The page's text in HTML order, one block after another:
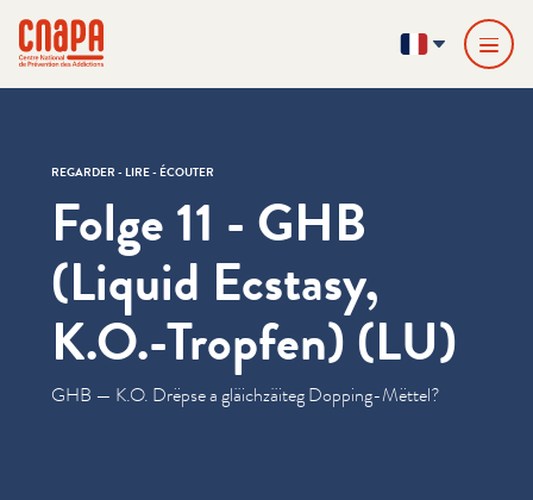
cnapa
FR
REGARDER - LIRE - ÉCOUTER
Folge 11 - GHB
(Liquid Ecstasy,
K.O.-Tropfen) (LU)
GHB — K.O. Drëpse a gläichzäiteg Dopping-Mëttel?